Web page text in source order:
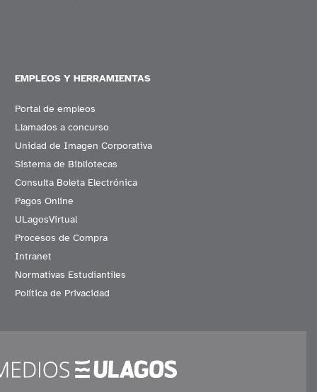
EMPLEOS Y HERRAMIENTAS
Portal de empleos
Llamados a concurso
Unidad de Imagen Corporativa
Sistema de Bibliotecas
Consulta Boleta Electrónica
Pagos Online
ULagosVirtual
Procesos de Compra
Intranet
Normativas Estudiantiles
Política de Privacidad